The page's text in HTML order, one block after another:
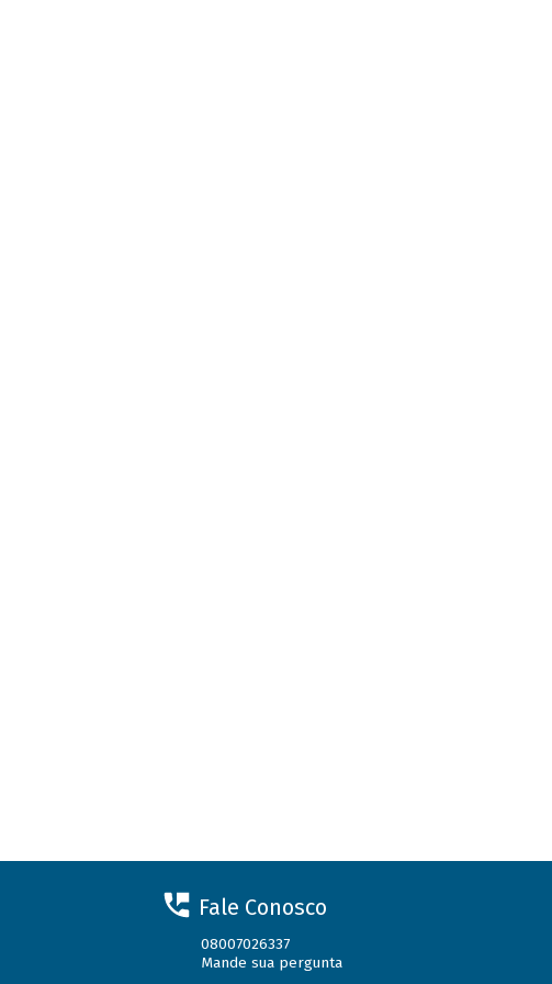
Fale Conosco
08007026337
Mande sua pergunta